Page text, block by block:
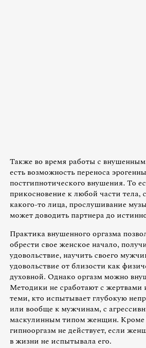
Также во время работы с
есть возможность переноса
постгипнотического внушения. То
прикосновение к любой части тела,
какого-то лица, прослушивание
может доводить партнера до
Практика внушенного оргазма
обрести свое женское начало,
удовольствие, научить своего
удовольствие от близости как
духовной. Однако оргазм можно
Методики не сработают с жертвами
теми, кто испытывает глубокую
или вообще к мужчинам, с
маскулинным типом женщин. Кроме
гипнооргазм не действует, если
в жизни не испытывала его.